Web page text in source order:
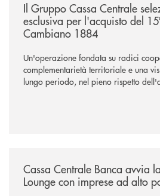
Il Gruppo Cassa Centrale
esclusiva per l'acquisto del
Cambiano 1884
Un'operazione fondata su radici
complementarietà territoriale e una
lungo periodo, nel pieno rispetto
negoziazione esclusiva per la
Cassa Centrale Banca avvia
Lounge con imprese ad alto